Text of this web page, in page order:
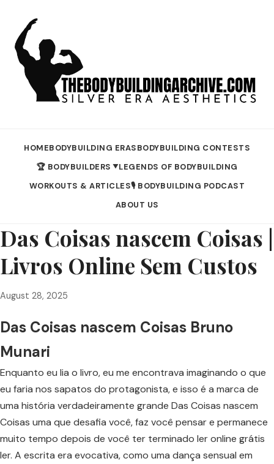
HOMEBODYBUILDING ERASBODYBUILDING CONTESTS
🏆 BODYBUILDERS ▼LEGENDS OF BODYBUILDING
WORKOUTS & ARTICLES🎙️ BODYBUILDING PODCAST
ABOUT US
Das Coisas nascem Coisas |
Livros Online Sem Custos
August 28, 2025
Das Coisas nascem Coisas Bruno
Munari
Enquanto eu lia o livro, eu me encontrava imaginando o que
eu faria nos sapatos do protagonista, e isso é a marca de
uma história verdadeiramente grande Das Coisas nascem
Coisas uma que desafia você, faz você pensar e permanece
muito tempo depois de você ter terminado ler online grátis
ler. A escrita era evocativa, como uma dança sensual em